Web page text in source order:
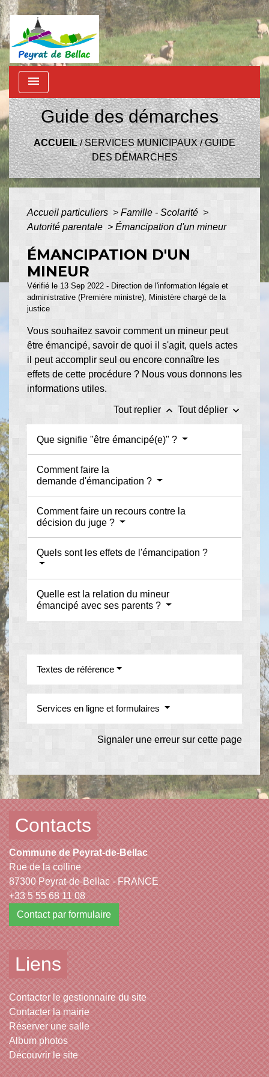
menu
Guide des démarches
ACCUEIL/SERVICES MUNICIPAUX/GUIDE
DES DÉMARCHES
Accueil particuliers > Famille - Scolarité >
Autorité parentale > Émancipation d'un mineur
ÉMANCIPATION D'UN
MINEUR
Vérifié le 13 Sep 2022 - Direction de l'information légale et
administrative (Première ministre), Ministère chargé de la
justice
Vous souhaitez savoir comment un mineur peut
être émancipé, savoir de quoi il s'agit, quels actes
il peut accomplir seul ou encore connaître les
effets de cette procédure ? Nous vous donnons les
informations utiles.
Tout replier keyboard_arrow_up Tout déplier keyboard_arrow_down
Que signifie "être émancipé(e)" ?
Comment faire la
demande d'émancipation ?
Comment faire un recours contre la
décision du juge ?
Quels sont les effets de l'émancipation ?
Quelle est la relation du mineur
émancipé avec ses parents ?
Textes de référence
Services en ligne et formulaires
Signaler une erreur sur cette page
Contacts
Commune de Peyrat-de-Bellac
Rue de la colline
87300 Peyrat-de-Bellac - FRANCE
+33 5 55 68 11 08
Contact par formulaire
Liens
Contacter le gestionnaire du site
Contacter la mairie
Réserver une salle
Album photos
Découvrir le site